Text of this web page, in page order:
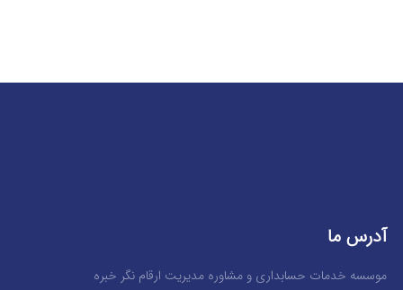
آدرس ما
موسسه خدمات حسابداری و مشاوره مدیریت ارقام نگر خبره